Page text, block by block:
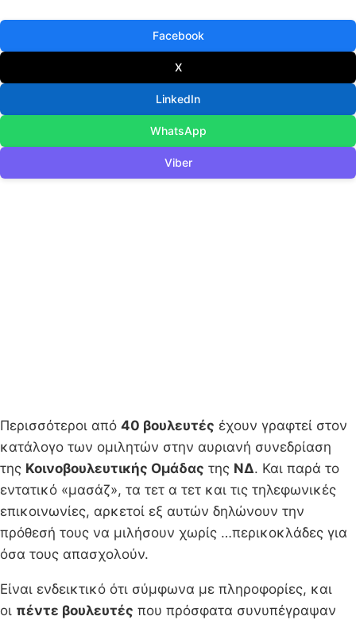
Facebook
X
LinkedIn
WhatsApp
Viber
Περισσότεροι από 40 βουλευτές έχουν γραφτεί στον
κατάλογο των ομιλητών στην αυριανή συνεδρίαση
της Κοινοβουλευτικής Ομάδας της ΝΔ. Και παρά το
εντατικό «μασάζ», τα τετ α τετ και τις τηλεφωνικές
επικοινωνίες, αρκετοί εξ αυτών δηλώνουν την
πρόθεσή τους να μιλήσουν χωρίς …περικοκλάδες για
όσα τους απασχολούν.
Είναι ενδεικτικό ότι σύμφωνα με πληροφορίες, και
οι πέντε βουλευτές που πρόσφατα συνυπέγραψαν